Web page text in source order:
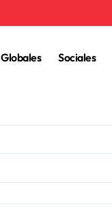
Globales Sociales